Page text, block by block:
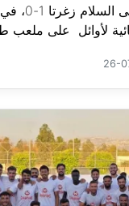
فوز طرابلس
لأوائل على ملعب
26-